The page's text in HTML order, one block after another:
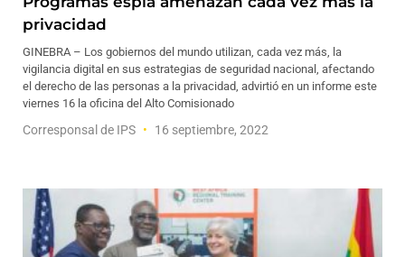
privacidad
GINEBRA – Los gobiernos del mundo utilizan, cada vez más, la
vigilancia digital en sus estrategias de seguridad nacional, afectando
el derecho de las personas a la privacidad, advirtió en un informe este
viernes 16 la oficina del Alto Comisionado
Corresponsal de IPS 16 septiembre, 2022